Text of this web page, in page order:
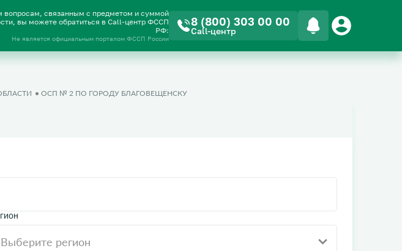
вопросам, связанным с предметом и суммой
вы можете обратиться в Call-центр ФССП
РФ:
Не является официальным порталом ФССП России
8 (800) 303 00 00
Call-центр
ОСП № 2 ПО ГОРОДУ БЛАГОВЕЩЕНСКУ